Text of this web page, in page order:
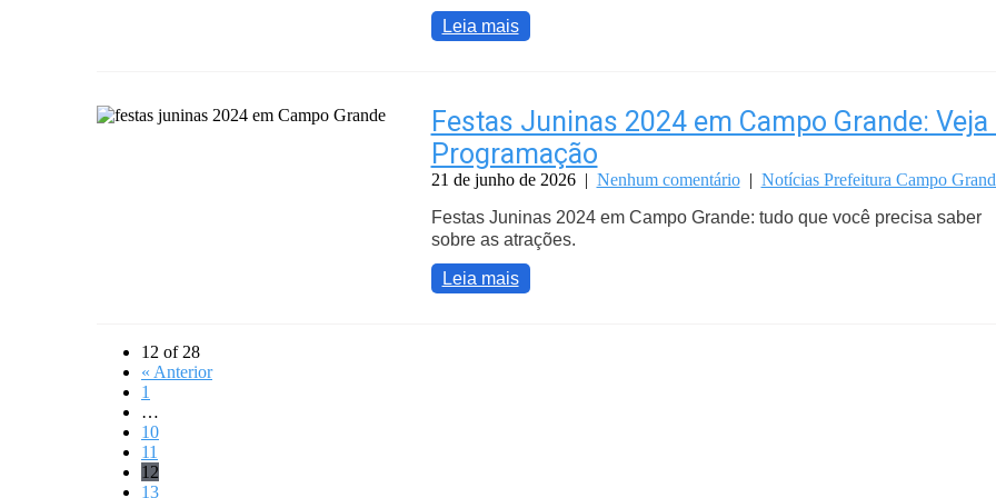
Leia mais
Festas Juninas 2024 em Campo Grande: Veja
Programação
21 de junho de 2026| Nenhum comentário| Notícias Prefeitura Campo
Festas Juninas 2024 em Campo Grande: tudo que você precisa saber
sobre as atrações.
Leia mais
12 of 28
« Anterior
1
…
10
11
12
13